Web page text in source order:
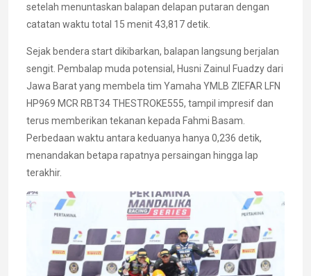
setelah menuntaskan balapan delapan putaran dengan
catatan waktu total 15 menit 43,817 detik.
Sejak bendera start dikibarkan, balapan langsung berjalan
sengit. Pembalap muda potensial, Husni Zainul Fuadzy dari
Jawa Barat yang membela tim Yamaha YMLB ZIEFAR LFN
HP969 MCR RBT34 THESTROKE555, tampil impresif dan
terus memberikan tekanan kepada Fahmi Basam.
Perbedaan waktu antara keduanya hanya 0,236 detik,
menandakan betapa rapatnya persaingan hingga lap
terakhir.